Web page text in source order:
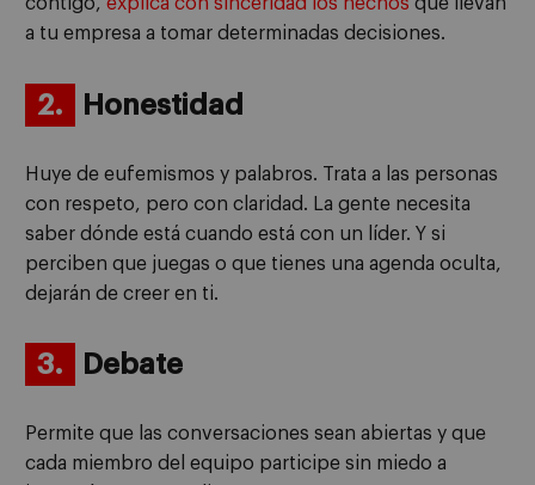
contigo, explica con sinceridad los hechos que llevan
a tu empresa a tomar determinadas decisiones.
2. Honestidad
Huye de eufemismos y palabros. Trata a las personas
con respeto, pero con claridad. La gente necesita
saber dónde está cuando está con un líder. Y si
perciben que juegas o que tienes una agenda oculta,
dejarán de creer en ti.
3. Debate
Permite que las conversaciones sean abiertas y que
cada miembro del equipo participe sin miedo a